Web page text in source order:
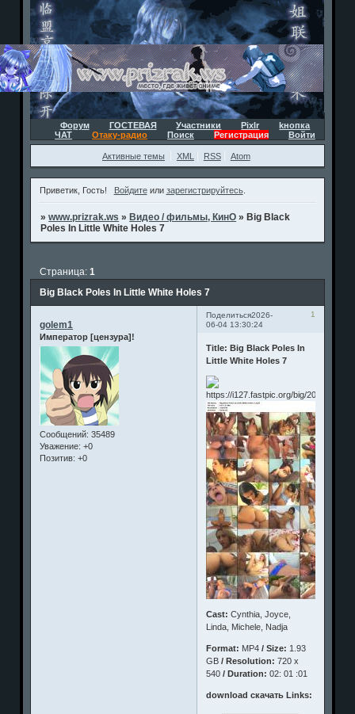
Форум ГОСТЕВАЯ Участники Pixlr
kнопка
ЧАТ
Отаку-радио Поиск Регистрация Войти
Активные темы XML RSS Atom
Приветик, Гость! Войдитеили зарегистрируйтесь.
»www.prizrak.ws » Видео / фильмы, КинО » Big Black
Poles In Little White Holes 7
Big Black Poles In Little White Holes 7
Страница:1
Поделиться 1
2026-
06-04 13:30:24
golem1
Император [цензура]!
Сообщений: 35489
Уважение: +0
Позитив: +0
Title: Big Black Poles In
Little White Holes 7
Cast:Cynthia, Joyce,
Linda, Michele, Nadja
Format: MP4 / Size: 1.93
GB / Resolution:720 x
540 / Duration:02: 01 :01
download скачать Links: